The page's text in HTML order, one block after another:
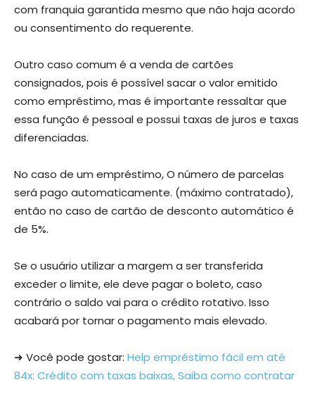
com franquia garantida mesmo que não haja acordo
ou consentimento do requerente.
Outro caso comum é a venda de cartões
consignados, pois é possível sacar o valor emitido
como empréstimo, mas é importante ressaltar que
essa função é pessoal e possui taxas de juros e taxas
diferenciadas.
No caso de um empréstimo, O número de parcelas
será pago automaticamente. (máximo contratado),
então no caso de cartão de desconto automático é
de 5%.
Se o usuário utilizar a margem a ser transferida
exceder o limite, ele deve pagar o boleto, caso
contrário o saldo vai para o crédito rotativo. Isso
acabará por tornar o pagamento mais elevado.
➜ Você pode gostar: Help empréstimo fácil em até
84x: Crédito com taxas baixas, Saiba como contratar